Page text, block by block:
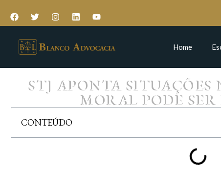
Home
STJ APONTA SITUAÇÕES
MORAL PODE
CONTEÚDO